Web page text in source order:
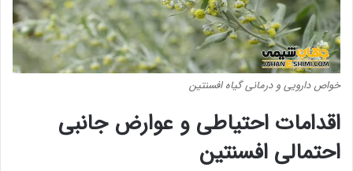
خواص دارویی و درمانی گیاه افسنتین
اقدامات احتیاطی و عوارض جانبی
احتمالی افسنتین